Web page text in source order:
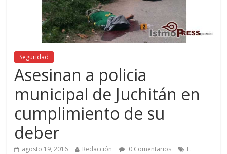
Seguridad
Asesinan a policia
municipal de Juchitán en
cumplimiento de su
deber
agosto 19, 2016 Redacción 0 Comentarios
E.